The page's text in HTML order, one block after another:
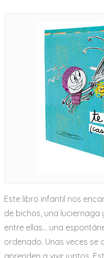
Este libro infantil nos
de bichos, una luciernaga
entre ellas… una
ordenado. Unas veces se